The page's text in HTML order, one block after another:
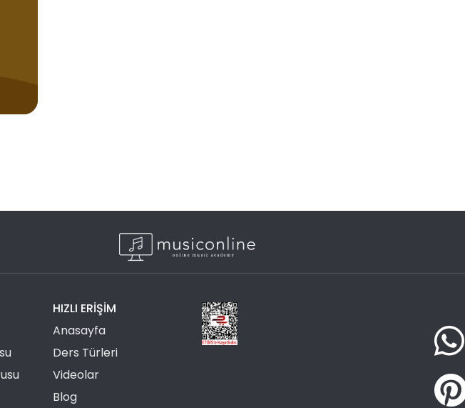
HIZLI ERIŞIM
Anasayfa
Ders Türleri
Videolar
Blog